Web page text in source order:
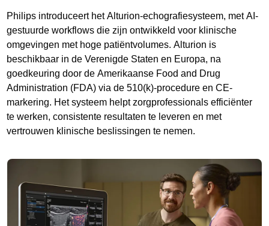
Philips introduceert het Alturion-echografiesysteem, met AI-
gestuurde workflows die zijn ontwikkeld voor klinische
omgevingen met hoge patiëntvolumes. Alturion is
beschikbaar in de Verenigde Staten en Europa, na
goedkeuring door de Amerikaanse Food and Drug
Administration (FDA) via de 510(k)-procedure en CE-
markering. Het systeem helpt zorgprofessionals efficiënter
te werken, consistente resultaten te leveren en met
vertrouwen klinische beslissingen te nemen.